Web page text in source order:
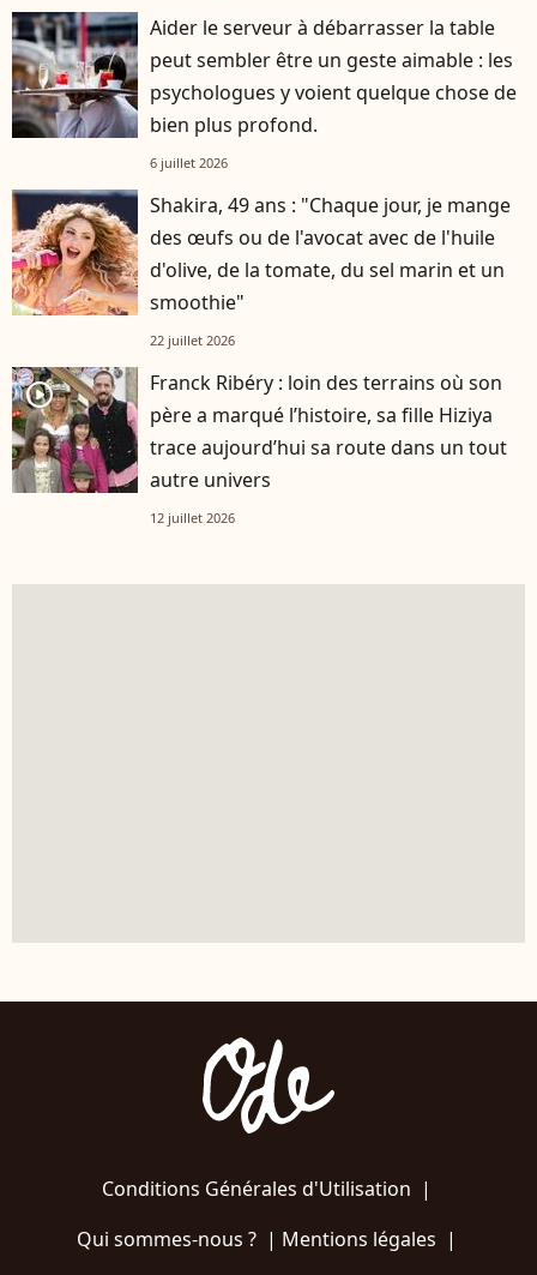
Aider le serveur à débarrasser la table
peut sembler être un geste aimable : les
psychologues y voient quelque chose de
bien plus profond.
6 juillet 2026
Shakira, 49 ans : "Chaque jour, je mange
des œufs ou de l'avocat avec de l'huile
d'olive, de la tomate, du sel marin et un
smoothie"
22 juillet 2026
player2
Franck Ribéry : loin des terrains où son
père a marqué l’histoire, sa fille Hiziya
trace aujourd’hui sa route dans un tout
autre univers
12 juillet 2026
Conditions Générales d'Utilisation |
Qui sommes-nous ?| Mentions légales |